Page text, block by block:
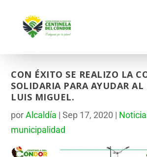
CON ÉXITO SE REALIZO LA
SOLIDARIA PARA AYUDAR AL
LUIS MIGUEL.
porAlcaldía |Sep 17, 2020 |
municipalidad